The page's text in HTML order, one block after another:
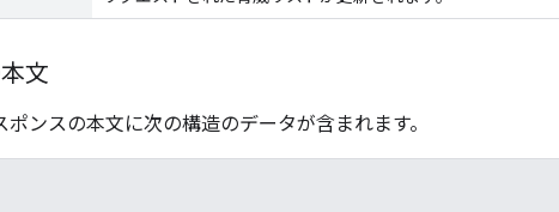
文
ポンスの本文に次の構造のデータが含まれます。